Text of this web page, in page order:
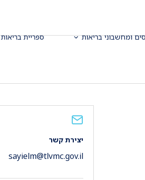
ומחשבוני בריאות ספריית בריאות
יצירת קשר
sayielm@tlvmc.gov.il